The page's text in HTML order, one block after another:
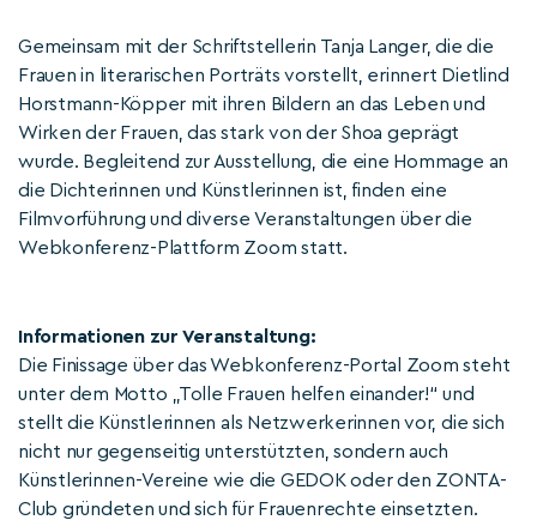
Gemeinsam mit der Schriftstellerin Tanja Langer, die die
Frauen in literarischen Porträts vorstellt, erinnert Dietlind
Horstmann-Köpper mit ihren Bildern an das Leben und
Wirken der Frauen, das stark von der Shoa geprägt
wurde. Begleitend zur Ausstellung, die eine Hommage an
die Dichterinnen und Künstlerinnen ist, finden eine
Filmvorführung und diverse Veranstaltungen über die
Webkonferenz-Plattform Zoom statt.
Informationen zur Veranstaltung:
Die Finissage über das Webkonferenz-Portal Zoom steht
unter dem Motto „Tolle Frauen helfen einander!“ und
stellt die Künstlerinnen als Netzwerkerinnen vor, die sich
nicht nur gegenseitig unterstützten, sondern auch
Künstlerinnen-Vereine wie die GEDOK oder den ZONTA-
Club gründeten und sich für Frauenrechte einsetzten.